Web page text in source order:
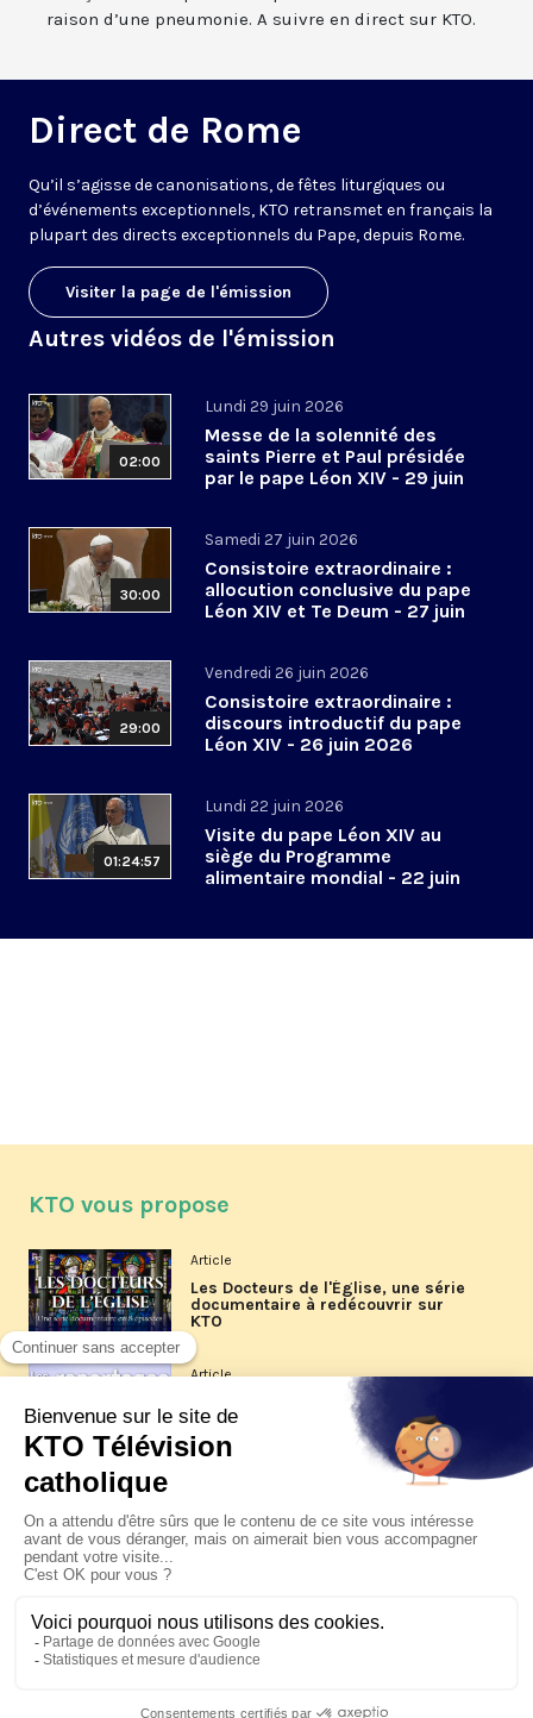
raison d’une pneumonie. A suivre en direct sur KTO.
Direct de Rome
Qu’il s’agisse de canonisations, de fêtes liturgiques ou
d’événements exceptionnels, KTO retransmet en français la
plupart des directs exceptionnels du Pape, depuis Rome.
Visiter la page de l'émission
Autres vidéos de l'émission
02:00
Lundi 29 juin 2026
Messe de la solennité des
saints Pierre et Paul présidée
par le pape Léon XIV - 29 juin
30:00
Samedi 27 juin 2026
Consistoire extraordinaire :
allocution conclusive du pape
Léon XIV et Te Deum - 27 juin
29:00
Vendredi 26 juin 2026
Consistoire extraordinaire :
discours introductif du pape
Léon XIV - 26 juin 2026
01:24:57
Lundi 22 juin 2026
Visite du pape Léon XIV au
siège du Programme
alimentaire mondial - 22 juin
KTO vous propose
Article
Les Docteurs de l'Église, une série
documentaire à redécouvrir sur
KTO
Article
Les reportages d'été 2026 de KTO
La visite pastorale du pape Léon
XIV à Assise à suivre sur KTO le
jeudi 6 août
Le pape en Uruguay, Argentine et
Pérou du 6 au 17 novembre 2026